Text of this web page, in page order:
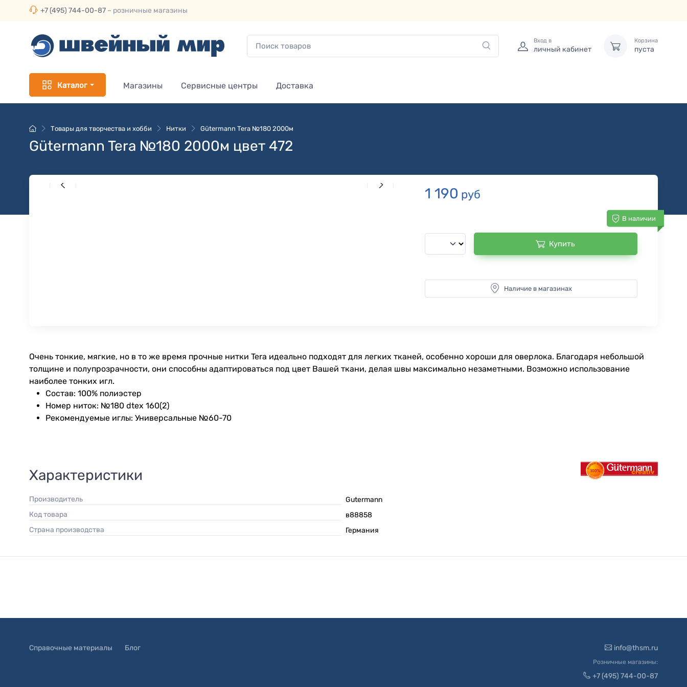
+7 (495) 744-00-87 – розничные магазины
Вход в
личный кабинет
Корзина
пуста
Каталог Магазины Сервисные центры Доставка
Товары для творчества и хобби Нитки Gütermann Tera №180 2000м
Gütermann Tera №180 2000м цвет 472
1 190 руб
В наличии
Купить
Наличие в магазинах
Очень тонкие, мягкие, но в то же время прочные нитки Tera идеально подходят для легких тканей, особенно хороши для оверлока. Благодаря небольшой
толщине и полупрозрачности, они способны адаптироваться под цвет Вашей ткани, делая швы максимально незаметными. Возможно использование
наиболее тонких игл.
Состав: 100% полиэстер
Номер ниток: №180 dtex 160(2)
Рекомендуемые иглы: Универсальные №60-70
Характеристики
Производитель
Gutermann
Код товара
в88858
Страна производства
Германия
Справочные материалы Блог info@thsm.ru
Розничные магазины:
+7 (495) 744-00-87